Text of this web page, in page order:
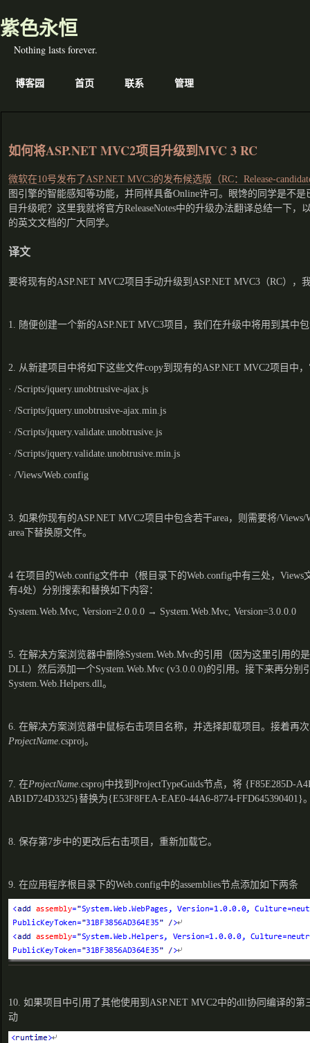
紫色永恒
Nothing lasts forever.
博客园 首页 联系 管理
如何将ASP.NET MVC2项目升级到MVC 3 RC
微软在10号发布了ASP.NET MVC3的发布候选版（RC：Release-
图引擎的智能感知等功能，并同样具备Online许可。眼馋的同学是不
目升级呢？这里我就将官方ReleaseNotes中的升级办法翻译总结一下，
的英文文档的广大同学。
译文
要将现有的ASP.NET MVC2项目手动升级到ASP.NET MVC3（RC），
1. 随便创建一个新的ASP.NET MVC3项目，我们在升级中将用到其中
2. 从新建项目中将如下这些文件copy到现有的ASP.NET MVC2项目中
· /Scripts/jquery.unobtrusive-ajax.js
· /Scripts/jquery.unobtrusive-ajax.min.js
· /Scripts/jquery.validate.unobtrusive.js
· /Scripts/jquery.validate.unobtrusive.min.js
· /Views/Web.config
3. 如果你现有的ASP.NET MVC2项目中包含若干area，则需要将/Views/
area下替换原文件。
4 在项目的Web.config文件中（根目录下的Web.config中有三处，Views
有4处）分别搜索和替换如下内容：
System.Web.Mvc, Version=2.0.0.0 → System.Web.Mvc, Version=3.0.0.0
5. 在解决方案浏览器中删除System.Web.Mvc的引用（因为这里引用的
DLL）然后添加一个System.Web.Mvc (v3.0.0.0)的引用。接下来再分别
System.Web.Helpers.dll。
6. 在解决方案浏览器中鼠标右击项目名称，并选择卸载项目。接着再
ProjectName.csproj。
7. 在ProjectName.csproj中找到ProjectTypeGuids节点，将 {F85E285D-
AB1D724D3325}替换为{E53F8FEA-EAE0-44A6-8774-FFD645390401}
8. 保存第7步中的更改后右击项目，重新加载它。
9. 在应用程序根目录下的Web.config中的assemblies节点添加如下两条
10. 如果项目中引用了其他使用到ASP.NET MVC2中的dll协同编译的
动